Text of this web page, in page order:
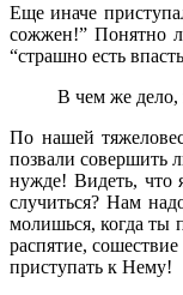
Еще иначе
сожжен!” Понятно
“страшно есть
В чем же дело,
По нашей
позвали совершить
нужде! Видеть, что
случиться? Нам
молишься, когда ты
распятие,
приступать к Нему!